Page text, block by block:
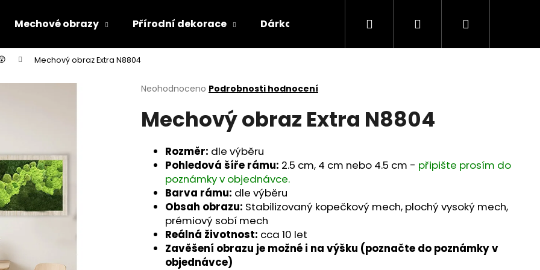
Mechové obrazy Přírodní dekorace Dárkové poukazy Domácnost
Hledat PřihlášeníNákupní
Mechový obraz Extra N8804
Průměrné
produktu
je
hvězdiček.
Neohodnoceno Podrobnosti hodnocení
Mechový obraz Extra N8804
Rozměr: dle výběru
Pohledová šíře rámu: 2.5 cm, 4 cm nebo 4.5 cm - připište prosím do
poznámky v objednávce.
Barva rámu: dle výběru
Obsah obrazu: Stabilizovaný kopečkový mech, plochý vysoký mech,
prémiový sobí mech
Reálná životnost: cca 10 let
Zavěšení obrazu je možné i na výšku (poznačte do poznámky v
objednávce)
Co potřebujete najít?
HLEDAT
Doporučujeme